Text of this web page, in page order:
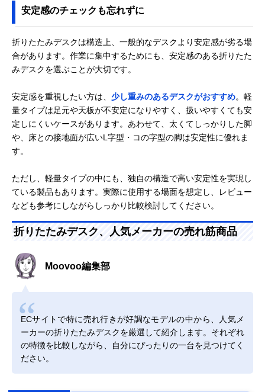
安定感のチェックも忘れずに
折りたたみデスクは構造上、一般的なデスクより安定感が劣る場
合があります。作業に集中するためにも、安定感のある折りたた
みデスクを選ぶことが大切です。
安定感を重視したい方は、 少し重みのあるデスクがおすすめ。軽
量タイプは足元や天板が不安定になりやすく、扱いやすくても安
定しにくいケースがあります。あわせて、太くてしっかりした脚
や、床との接地面が広いL字型・コの字型の脚は安定性に優れま
す。
ただし、軽量タイプの中にも、独自の構造で高い安定性を実現し
ている製品もあります。実際に使用する場面を想定し、レビュー
なども参考にしながらしっかり比較検討してください。
折りたたみデスク、人気メーカーの売れ筋商品
Moovoo編集部
ECサイトで特に売れ行きが好調なモデルの中から、人気メ
ーカーの折りたたみデスクを厳選して紹介します。それぞれ
の特徴を比較しながら、自分にぴったりの一台を見つけてく
ださい。